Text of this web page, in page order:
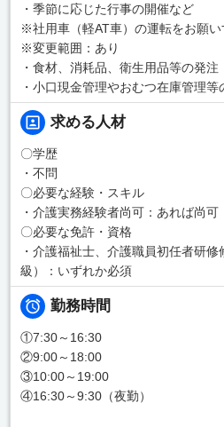
・季節に応じた行事の開催など
※社用車（軽AT車）の運転をお願い
※変更範囲：あり
・食材、消耗品、衛生用品等の発注
・小口現金管理やおむつ在庫管理
求める人材
〇学歴
・不問
〇必要な経験・スキル
・介護実務経験者尚可：あれば尚可
〇必要な免許・資格
・介護福祉士、介護職員初任者研
級）：いずれか必須
勤務時間
①7:30～16:30
②9:00～18:00
③10:00～19:00
④16:30～9:30（夜勤）